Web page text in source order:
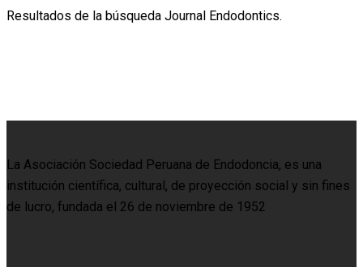
Resultados de la búsqueda Journal Endodontics.
La Asociación Sociedad Peruana de Endodoncia, es una
institución científica, cultural, de proyección social y sin fines
de lucro, fundada el 26 de noviembre de 1952